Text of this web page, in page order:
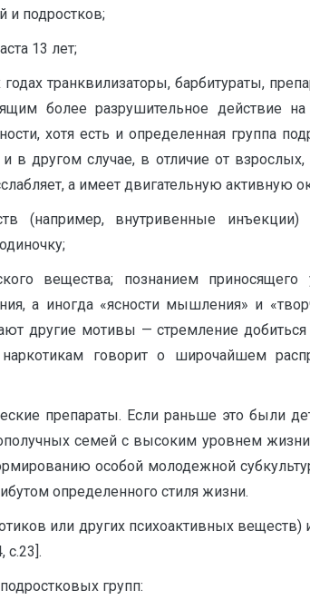
и подростков;
13 лет;
транквилизаторы, барбитураты,
более разрушительное действие на
хотя есть и определенная группа
в другом случае, в отличие от
а имеет двигательную активную
(например, внутривенные
вещества; познанием приносящего
а иногда «ясности мышления» и
другие мотивы — стремление добиться
говорит о широчайшем
препараты. Если раньше это были
семей с высоким уровнем
особой молодежной
определенного стиля жизни.
или других психоактивных веществ)
с.23].
групп: